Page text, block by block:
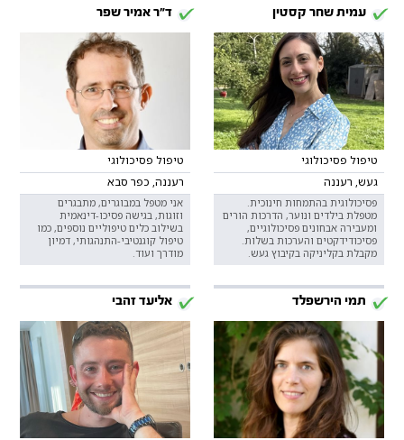
עמית שחר קסטין
טיפול פסיכולוגי
געש, רעננה
פסיכולוגית בהתמחות חינוכית.
מטפלת בילדים ונוער, הדרכות הורים
ומעבירה אבחונים פסיכולוגיים,
פסיכודידקטים והערכות בשלות.
מקבלת בקליניקה בקיבוץ געש.
ד"ר אמיר שפר
טיפול פסיכולוגי
רעננה, כפר סבא
אני מטפל במבוגרים, מתבגרים
וזוגות, בגישה פסיכו-דינאמית
בשילוב כלים טיפוליים נוספים, כמו
טיפול קוגנטיבי-התנהגותי, דמיון
מודרך ועוד.
תמי הירשפלד אליעד זהבי